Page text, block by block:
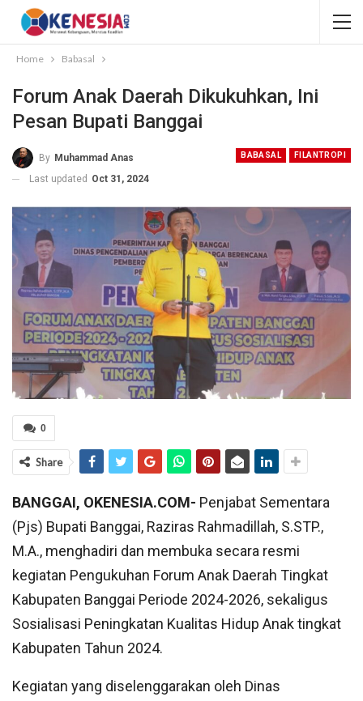
Home Babasal
Forum Anak Daerah Dikukuhkan, Ini
Pesan Bupati Banggai
BABASAL FILANTROPI
By Muhammad Anas
Last updated Oct 31, 2024
0
Share
BANGGAI, OKENESIA.COM- Penjabat Sementara
(Pjs) Bupati Banggai, Raziras Rahmadillah, S.STP.,
M.A., menghadiri dan membuka secara resmi
kegiatan Pengukuhan Forum Anak Daerah Tingkat
Kabupaten Banggai Periode 2024-2026, sekaligus
Sosialisasi Peningkatan Kualitas Hidup Anak tingkat
Kabupaten Tahun 2024.
Kegiatan yang diselenggarakan oleh Dinas